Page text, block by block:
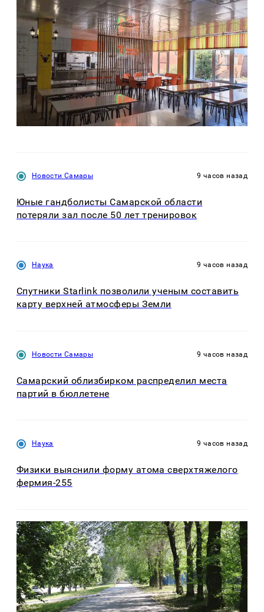
Новости Самары 9 часов назад
Юные гандболисты Самарской области
потеряли зал после 50 лет тренировок
Наука 9 часов назад
Спутники Starlink позволили ученым составить
карту верхней атмосферы Земли
Новости Самары 9 часов назад
Самарский облизбирком распределил места
партий в бюллетене
Наука 9 часов назад
Физики выяснили форму атома сверхтяжелого
фермия-255